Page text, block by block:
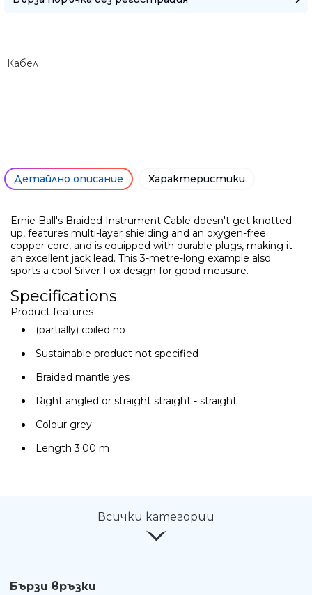
Кабел
Детайлно описание Характеристики
Ernie Ball's Braided Instrument Cable doesn't get knotted
up, features multi-layer shielding and an oxygen-free
copper core, and is equipped with durable plugs, making it
an excellent jack lead. This 3-metre-long example also
sports a cool Silver Fox design for good measure.
Specifications
Product features
(partially) coiled no
Sustainable product not specified
Braided mantle yes
Right angled or straight straight - straight
Colour grey
Length 3.00 m
Всички категории
Бързи връзки